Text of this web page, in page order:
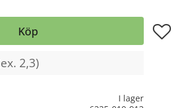
Köp
I lager